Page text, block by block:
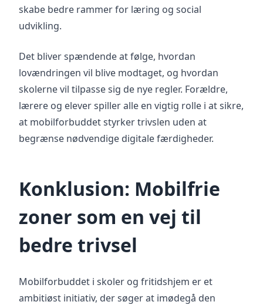
skabe bedre rammer for læring og social
udvikling.
Det bliver spændende at følge, hvordan
lovændringen vil blive modtaget, og hvordan
skolerne vil tilpasse sig de nye regler. Forældre,
lærere og elever spiller alle en vigtig rolle i at sikre,
at mobilforbuddet styrker trivslen uden at
begrænse nødvendige digitale færdigheder.
Konklusion: Mobilfrie
zoner som en vej til
bedre trivsel
Mobilforbuddet i skoler og fritidshjem er et
ambitiøst initiativ, der søger at imødegå den